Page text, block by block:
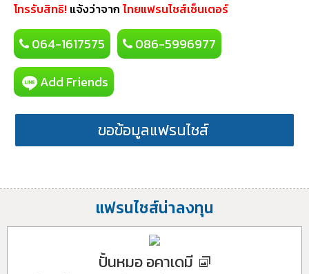
โทรรับสิทธิ! แจ้งว่าจาก ไทยแฟรนไชส์เซ็นเตอร์
064-1617575 086-5996977
Add Friends
ขอข้อมูลแฟรนไชส์
แฟรนไชส์น่าลงทุน
ปั้นหมอ อคาเดมี